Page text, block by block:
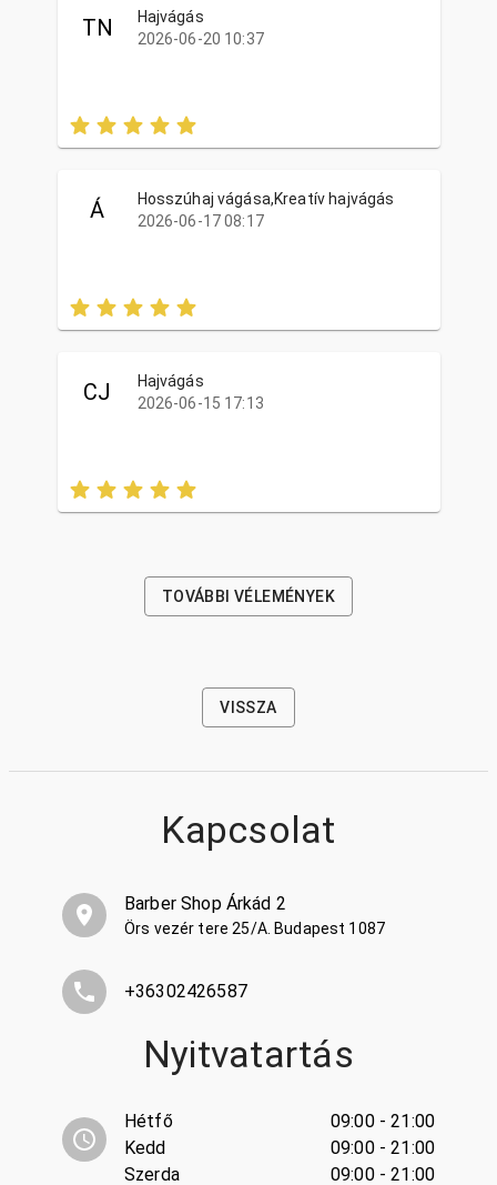
TN
Hajvágás
2026-06-20 10:37
Á
Hosszúhaj vágása,Kreatív hajvágás
2026-06-17 08:17
CJ
Hajvágás
2026-06-15 17:13
TOVÁBBI VÉLEMÉNYEK
VISSZA
Kapcsolat
Barber Shop Árkád 2
Örs vezér tere 25/A. Budapest 1087
+36302426587
Nyitvatartás
Hétfő
Kedd
Szerda
09:00 - 21:00
09:00 - 21:00
09:00 - 21:00